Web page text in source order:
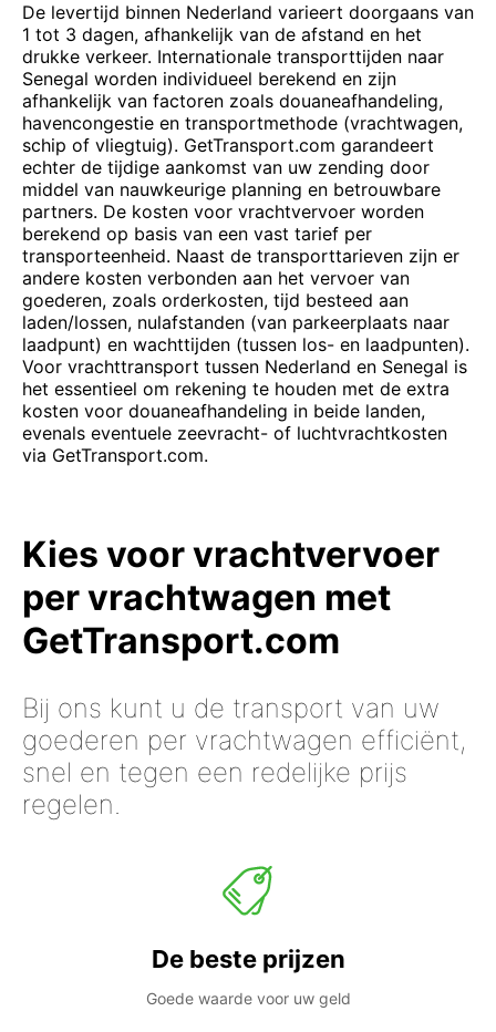
De levertijd binnen Nederland varieert doorgaans van
1 tot 3 dagen, afhankelijk van de afstand en het
drukke verkeer. Internationale transporttijden naar
Senegal worden individueel berekend en zijn
afhankelijk van factoren zoals douaneafhandeling,
havencongestie en transportmethode (vrachtwagen,
schip of vliegtuig). GetTransport.com garandeert
echter de tijdige aankomst van uw zending door
middel van nauwkeurige planning en betrouwbare
partners. De kosten voor vrachtvervoer worden
berekend op basis van een vast tarief per
transporteenheid. Naast de transporttarieven zijn er
andere kosten verbonden aan het vervoer van
goederen, zoals orderkosten, tijd besteed aan
laden/lossen, nulafstanden (van parkeerplaats naar
laadpunt) en wachttijden (tussen los- en laadpunten).
Voor vrachttransport tussen Nederland en Senegal is
het essentieel om rekening te houden met de extra
kosten voor douaneafhandeling in beide landen,
evenals eventuele zeevracht- of luchtvrachtkosten
via GetTransport.com.
Kies voor vrachtvervoer
per vrachtwagen met
GetTransport.com
Bij ons kunt u de transport van uw
goederen per vrachtwagen efficiënt,
snel en tegen een redelijke prijs
regelen.
De beste prijzen
Goede waarde voor uw geld